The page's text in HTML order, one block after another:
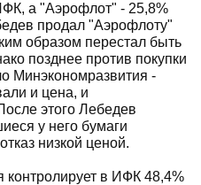
а "Аэрофлот" - 25,8%
продал "Аэрофлоту"
образом перестал быть
позднее против покупки
Минэкономразвития -
и цена, и
этого Лебедев
у него бумаги
низкой ценой.
контролирует в ИФК 48,4%